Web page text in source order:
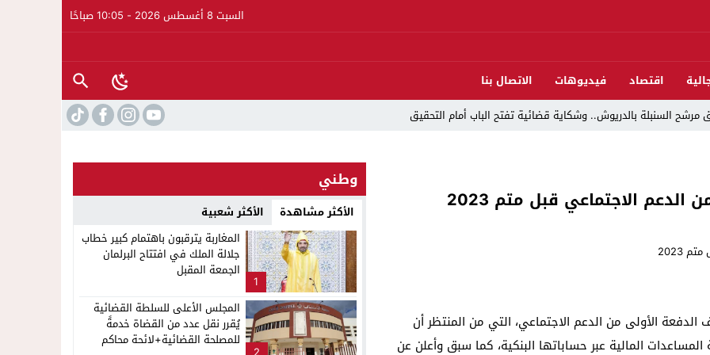
السبت 8 أغسطس 2026 - 10:05 صباحًا
اقتصاد فيديوهات
الاتصال بنا
السنبلة بالدريوش.. وشكاية قضائية تفتح الباب أمام التحقيق
واليوم الوطني للمهاجر بحفل وطني بالناظور
مارشيكا يعلقون احتجاجهم ويختارون الحوار خدمةً لمصلحة الإقليم
الاجتماعي قبل متم 2023
الأولى من الدعم ‏الاجتماعي، التي من المنتظر أن
المالية عبر حساباتها البنكية، كما ‏سبق وأعلن عن
وطني
الأكثر مشاهدة الأكثر شعبية
1
المغاربة يترقبون باهتمام كبير خطاب
جلالة الملك في افتتاح البرلمان
الجمعة المقبل
المجلس الأعلى للسلطة القضائية
يُقرر نقل عدد من القضاة خدمةً
للمصلحة القضائية+لائحة محاكم